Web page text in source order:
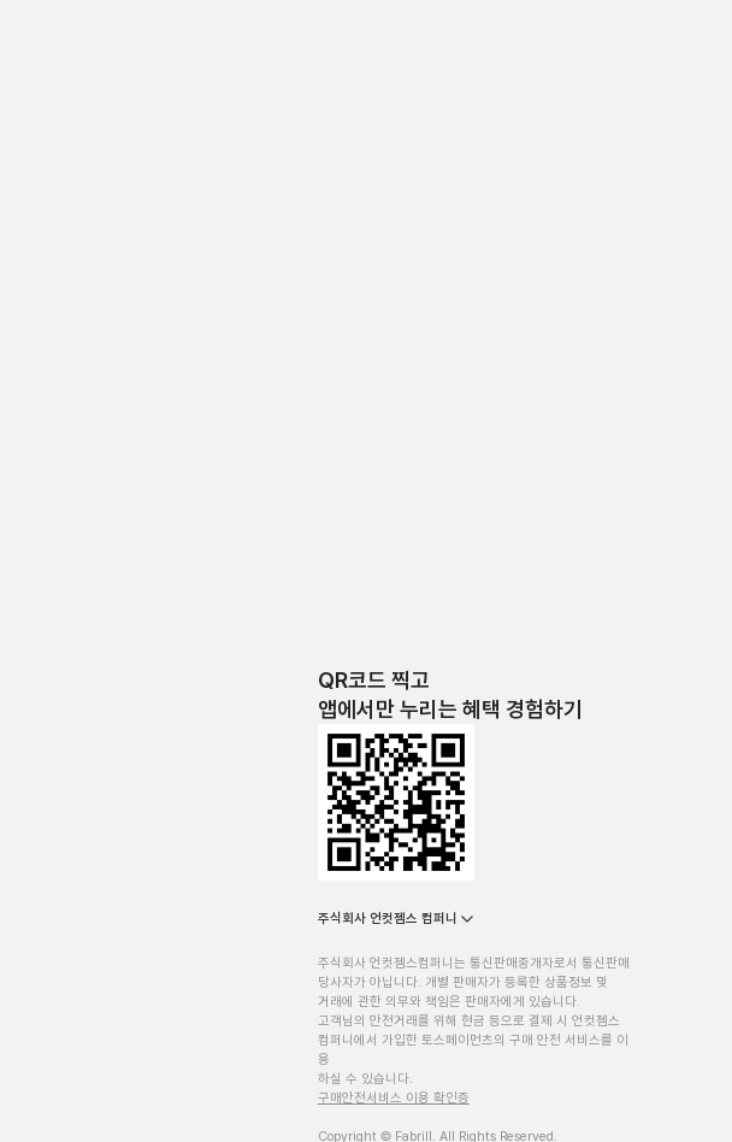
QR코드 찍고
앱에서만 누리는 혜택 경험하기
주식회사 언컷젬스 컴퍼니
주식회사 언컷젬스컴퍼니는 통신판매중개자로서 통신판매
당사자가 아닙니다. 개별 판매자가 등록한 상품정보 및
거래에 관한 의무와 책임은 판매자에게 있습니다.
고객님의 안전거래를 위해 현금 등으로 결제 시 언컷젬스
컴퍼니에서 가입한 토스페이먼츠의 구매 안전 서비스를 이
용
하실 수 있습니다.
구매안전서비스 이용 확인증
Copyright © Fabrill. All Rights Reserved.